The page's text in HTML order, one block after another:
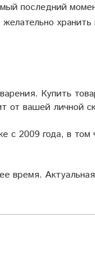
последний
Купить
от вашей личной
с 2009 года, в том
время.